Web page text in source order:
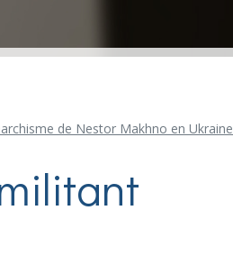
de Nestor Makhno en Ukraine